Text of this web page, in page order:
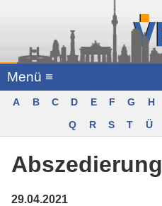
Menü ≡
A B C D E F G H
Q
R S T Ü
Abszedierung
29.04.2021